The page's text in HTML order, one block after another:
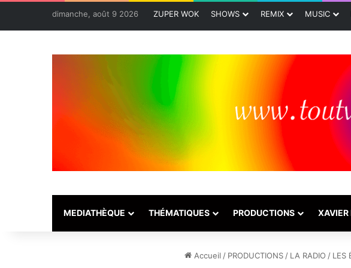
dimanche, août 9 2026 ZUPER WOK SHOWS REMIX MUSIC
MEDIATHÈQUE THÉMATIQUES PRODUCTIONS XAVIER
Accueil / PRODUCTIONS/ LA RADIO / LES